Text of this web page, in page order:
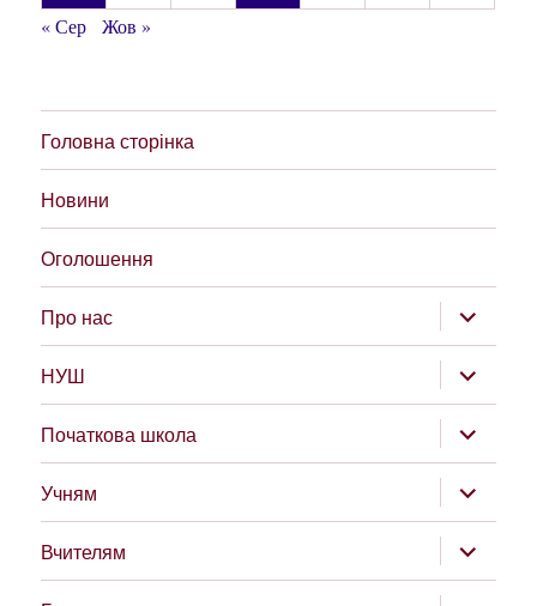
« Сер
Жов »
Головна сторінка
Новини
Оголошення
Про нас
підменю
НУШ
підменю
Початкова школа
підменю
Учням
підменю
Вчителям
підменю